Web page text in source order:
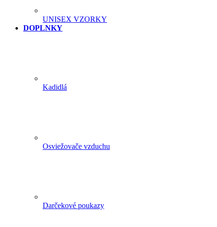
UNISEX VZORKY
DOPLNKY
Kadidlá
Osviežovače vzduchu
Darčekové poukazy